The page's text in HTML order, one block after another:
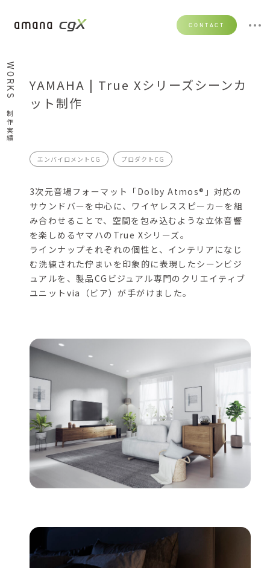
CONTACT
WORKS
制作実績
YAMAHA | True Xシリーズシーンカ
ット制作
エンバイロメントCG プロダクトCG
3次元音場フォーマット「Dolby Atmos®」対応の
サウンドバーを中心に、ワイヤレススピーカーを組
み合わせることで、空間を包み込むような立体音響
を楽しめるヤマハのTrue Xシリーズ。
ラインナップそれぞれの個性と、インテリアになじ
む洗練された佇まいを印象的に表現したシーンビジ
ュアルを、製品CGビジュアル専門のクリエイティブ
ユニットvia（ビア）が手がけました。